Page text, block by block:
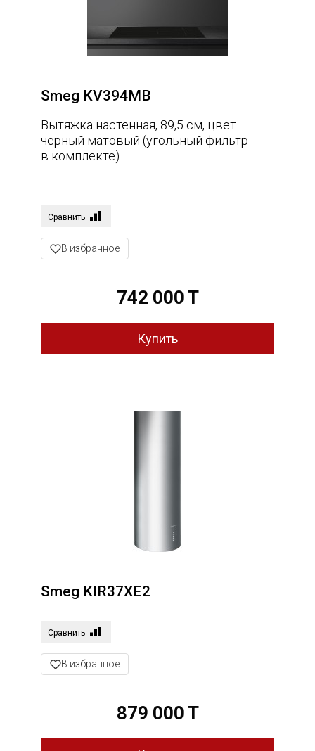
Smeg KV394MB
Вытяжка настенная, 89,5 см, цвет
чёрный матовый (угольный фильтр
в комплекте)
Сравнить
В избранное
742 000 T
Smeg KIR37XE2
Сравнить
В избранное
879 000 T